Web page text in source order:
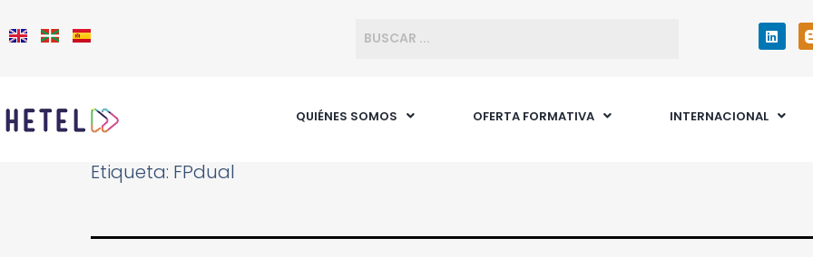
QUIÉNES SOMOS OFERTA FORMATIVA INTERNACIONAL
Etiqueta: FPdual